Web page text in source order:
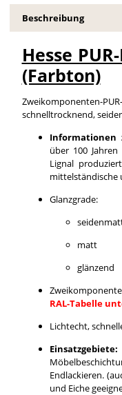
Beschreibung
Hesse
(Farbton)
schnelltrocknend,
Informationen
über 100
Lignal
mittelständische
Glanzgrade:
matt
glänzend
RAL-Tabelle
Lichtecht,
Einsatzgebiete:
Endlackieren.
und Eiche